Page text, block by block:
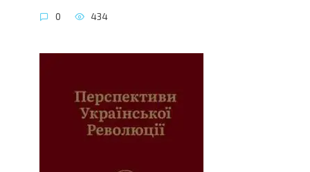
0 434